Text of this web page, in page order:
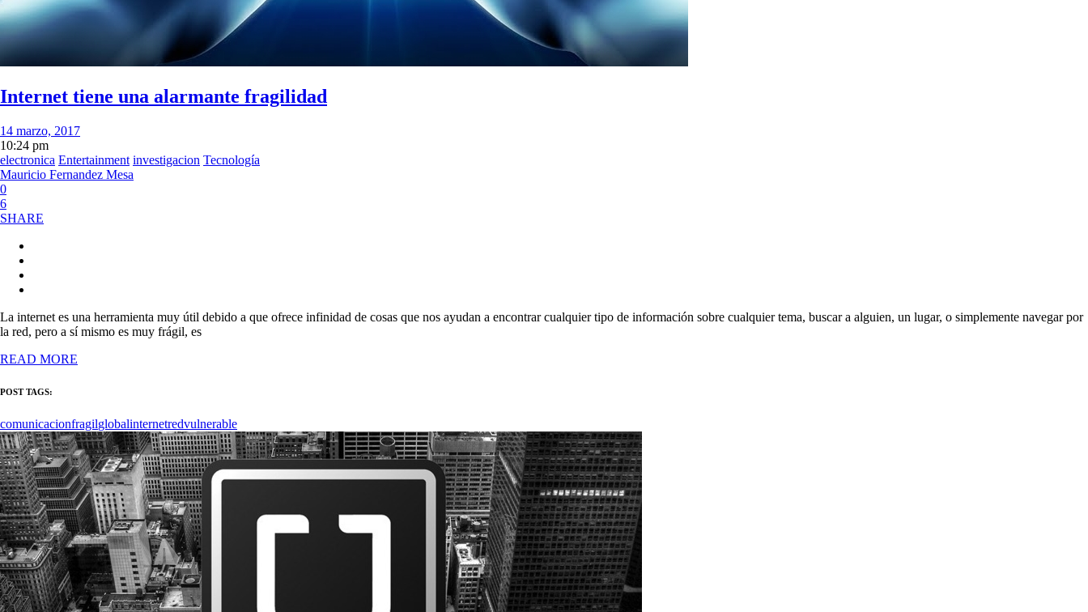
Internet tiene una alarmante fragilidad
14 marzo, 2017
10:24 pm
electronica Entertainment investigacion Tecnología
Mauricio Fernandez Mesa
0
6
SHARE
La internet es una herramienta muy útil debido a que ofrece infinidad de cosas que nos ayudan a encontrar cualquier tipo de información sobre cualquier tema, buscar a alguien, un lugar, o simplemente navegar por
la red, pero a sí mismo es muy frágil, es
READ MORE
POST TAGS:
comunicacionfragilglobalinternetredvulnerable